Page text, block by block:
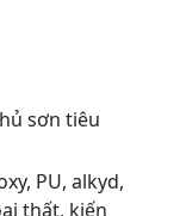
sơn tiêu
PU, alkyd,
thất, kiến